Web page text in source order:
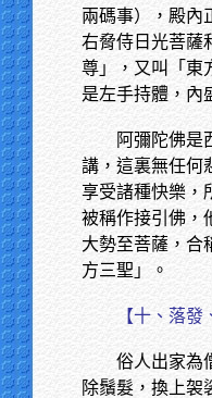
兩碼事），殿內
右脅侍日光菩薩
尊」，又叫「東
是左手持體，內
阿彌陀佛是
講，這裏無任何
享受諸種快樂，
被稱作接引佛，
大勢至菩薩，合
方三聖」。
【十、落發
俗人出家為
除鬚髮，換上袈